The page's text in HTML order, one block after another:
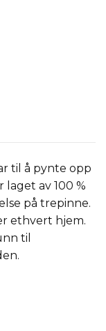
til å pynte opp
av 100 %
på trepinne.
ethvert hjem.
til